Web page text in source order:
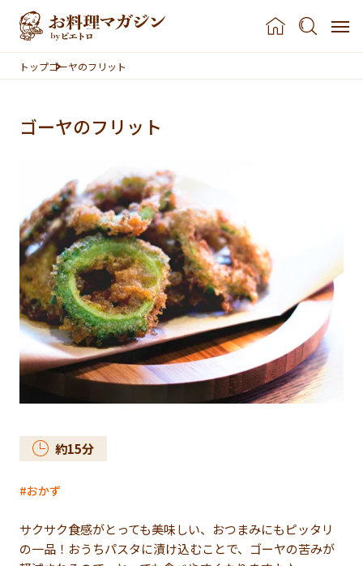
本文へスキップ
トップゴーヤのフリット
ゴーヤのフリット
約15分
おかず
サクサク食感がとっても美味しい、おつまみにもピッタリ
の一品！おうちパスタに漬け込むことで、ゴーヤの苦みが